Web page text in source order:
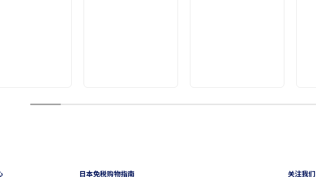
1 2 3 4 5 6 7 8 9
日本免税购物指南 关注我们